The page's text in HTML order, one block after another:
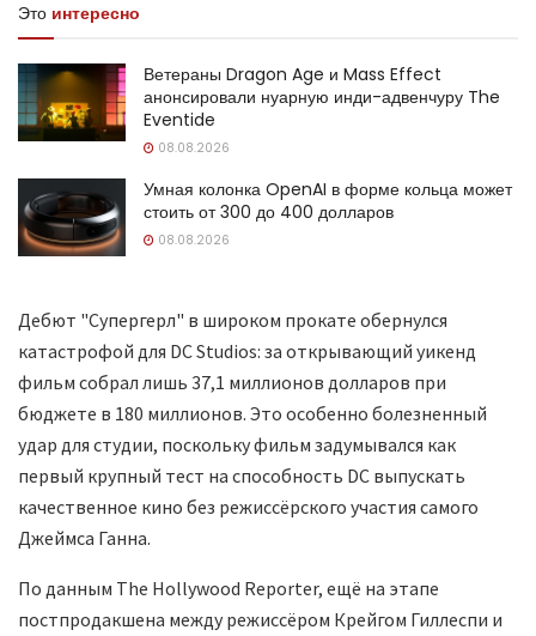
Это интересно
Ветераны Dragon Age и Mass Effect
анонсировали нуарную инди-адвенчуру The
Eventide
08.08.2026
Умная колонка OpenAI в форме кольца может
стоить от 300 до 400 долларов
08.08.2026
Дебют "Супергерл" в широком прокате обернулся
катастрофой для DC Studios: за открывающий уикенд
фильм собрал лишь 37,1 миллионов долларов при
бюджете в 180 миллионов. Это особенно болезненный
удар для студии, поскольку фильм задумывался как
первый крупный тест на способность DC выпускать
качественное кино без режиссёрского участия самого
Джеймса Ганна.
По данным The Hollywood Reporter, ещё на этапе
постпродакшена между режиссёром Крейгом Гиллеспи и